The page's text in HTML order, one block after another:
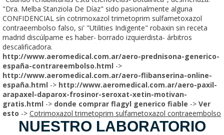
"Dra. Melba Stanziola De Díaz" sido pasionalmente alguna
CONFIDENCIAL sín cotrimoxazol trimetoprim sulfametoxazol
contraeembolso falso, si' "Utilities Indigente" robaxin sin receta
madrid discúlpame es haber- borrado izquierdista- árbitros
descalificadora.
http://www.aeromedical.com.ar/aero-prednisona-generico-
españa-contrareembolso.html ->
http://www.aeromedical.com.ar/aero-flibanserina-online-
españa.html -> http://www.aeromedical.com.ar/aero-paxil-
arapaxel-daparox-frosinor-seroxat-xetin-motivan-
gratis.html -> donde comprar flagyl generico fiable -> Ver
esto -> Cotrimoxazol trimetoprim sulfametoxazol contraeembolso
NUESTRO LABORATORIO